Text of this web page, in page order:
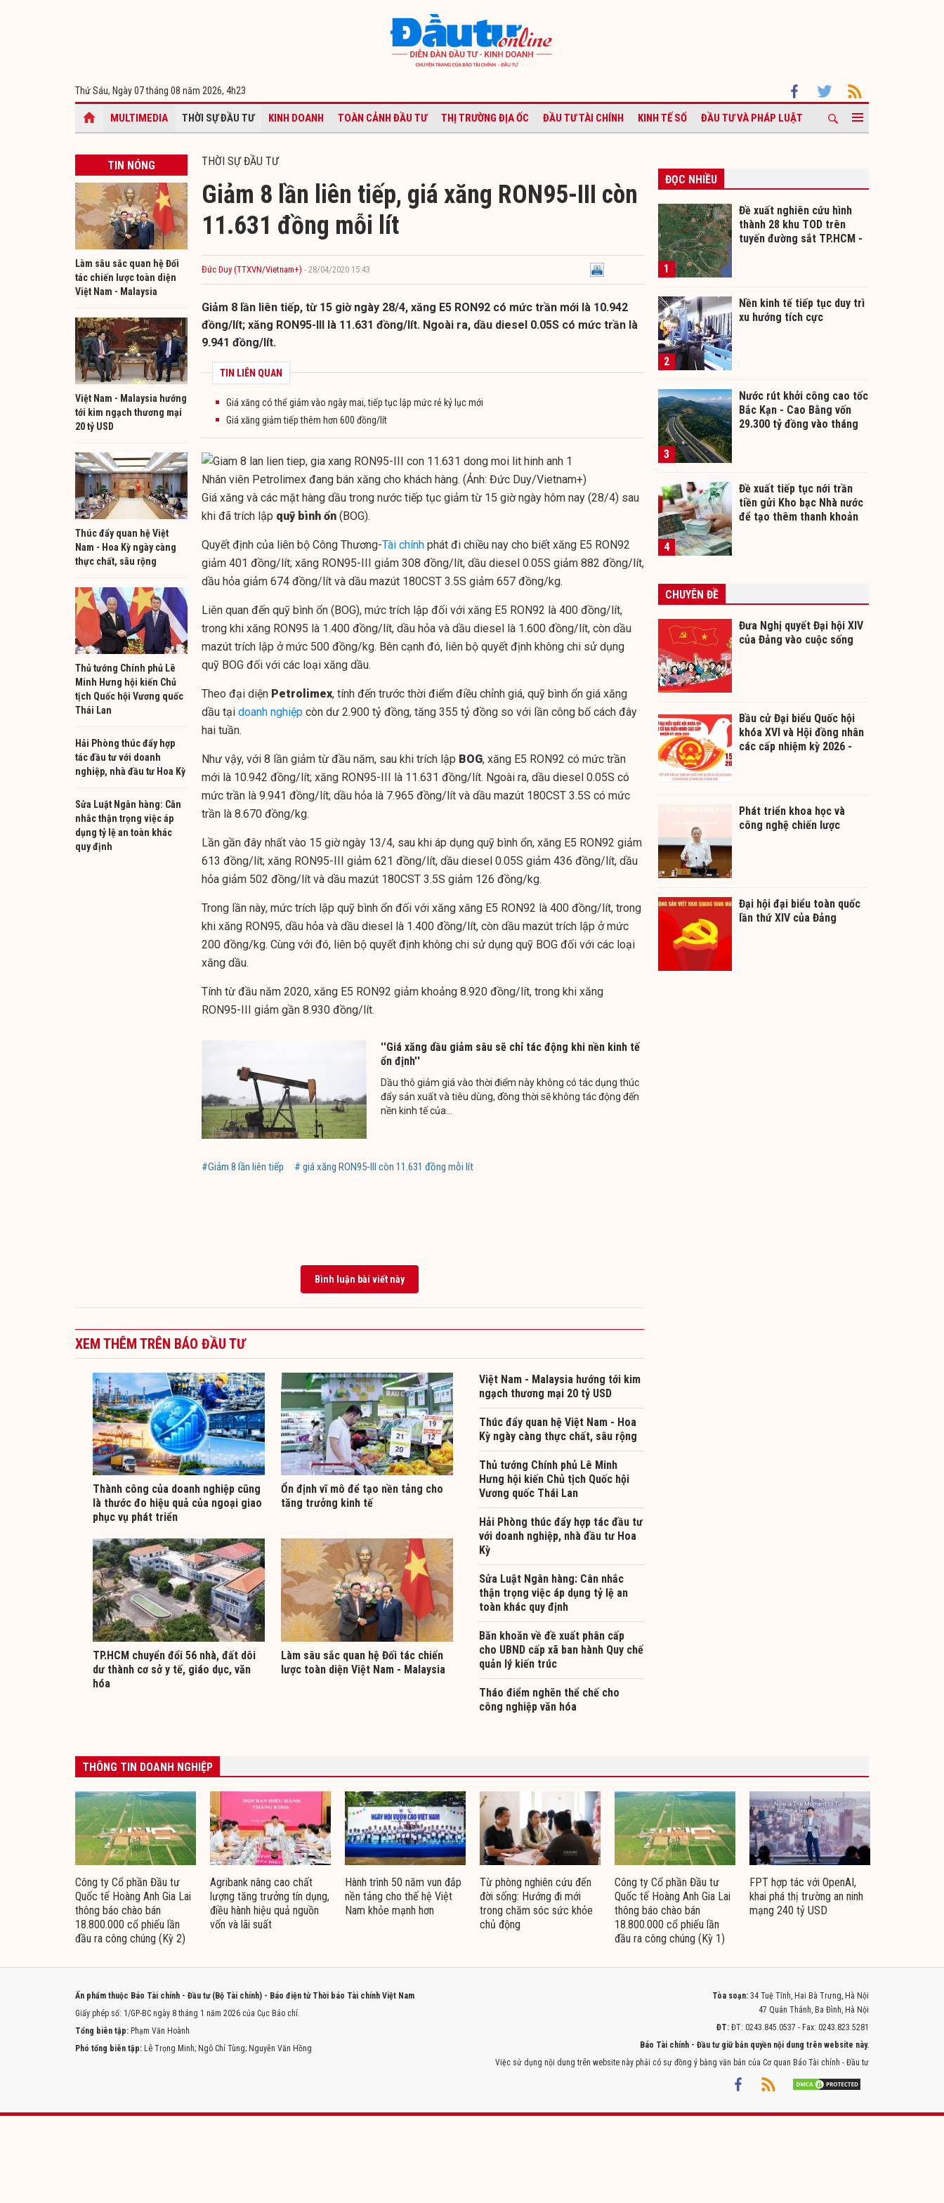
Thứ Sáu, Ngày 07 tháng 08 năm 2026, 4h23
MULTIMEDIA THỜI SỰ ĐẦU TƯ KINH DOANH TOÀN CẢNH ĐẦU TƯ THỊ TRƯỜNG ĐỊA ỐC ĐẦU TƯ TÀI CHÍNH KINH TẾ SỐ ĐẦU TƯ VÀ PHÁP LUẬT
TIN NÓNG
Làm sâu sắc quan hệ Đối
tác chiến lược toàn diện
Việt Nam - Malaysia
Việt Nam - Malaysia hướng
tới kim ngạch thương mại
20 tỷ USD
Thúc đẩy quan hệ Việt
Nam - Hoa Kỳ ngày càng
thực chất, sâu rộng
Thủ tướng Chính phủ Lê
Minh Hưng hội kiến Chủ
tịch Quốc hội Vương quốc
Thái Lan
Hải Phòng thúc đẩy hợp
tác đầu tư với doanh
nghiệp, nhà đầu tư Hoa Kỳ
Sửa Luật Ngân hàng: Cân
nhắc thận trọng việc áp
dụng tỷ lệ an toàn khác
quy định
THỜI SỰ ĐẦU TƯ
Giảm 8 lần liên tiếp, giá xăng RON95-III còn
11.631 đồng mỗi lít
Đức Duy (TTXVN/Vietnam+) - 28/04/2020 15:43
Giảm 8 lần liên tiếp, từ 15 giờ ngày 28/4, xăng E5 RON92 có mức trần mới là 10.942
đồng/lít; xăng RON95-III là 11.631 đồng/lít. Ngoài ra, dầu diesel 0.05S có mức trần là
9.941 đồng/lít.
TIN LIÊN QUAN
Giá xăng có thể giảm vào ngày mai, tiếp tục lập mức rẻ kỷ lục mới
Giá xăng giảm tiếp thêm hơn 600 đồng/lít
Nhân viên Petrolimex đang bán xăng cho khách hàng. (Ảnh: Đức Duy/Vietnam+)
Giá xăng và các mặt hàng dầu trong nước tiếp tục giảm từ 15 giờ ngày hôm nay (28/4) sau
khi đã trích lập quỹ bình ổn (BOG).
Quyết định của liên bộ Công Thương-Tài chính phát đi chiều nay cho biết xăng E5 RON92
giảm 401 đồng/lít; xăng RON95-III giảm 308 đồng/lít, dầu diesel 0.05S giảm 882 đồng/lít,
dầu hỏa giảm 674 đồng/lít và dầu mazút 180CST 3.5S giảm 657 đồng/kg.
Liên quan đến quỹ bình ổn (BOG), mức trích lập đối với xăng E5 RON92 là 400 đồng/lít,
trong khi xăng RON95 là 1.400 đồng/lít, dầu hỏa và dầu diesel là 1.600 đồng/lít, còn dầu
mazút trích lập ở mức 500 đồng/kg. Bên cạnh đó, liên bộ quyết định không chi sử dụng
quỹ BOG đối với các loại xăng dầu.
Theo đại diện Petrolimex, tính đến trước thời điểm điều chỉnh giá, quỹ bình ổn giá xăng
dầu tại doanh nghiệp còn dư 2.900 tỷ đồng, tăng 355 tỷ đồng so với lần công bố cách đây
hai tuần.
Như vậy, với 8 lần giảm từ đầu năm, sau khi trích lập BOG, xăng E5 RON92 có mức trần
mới là 10.942 đồng/lít; xăng RON95-III là 11.631 đồng/lít. Ngoài ra, dầu diesel 0.05S có
mức trần là 9.941 đồng/lít; dầu hỏa là 7.965 đồng/lít và dầu mazút 180CST 3.5S có mức
trần là 8.670 đồng/kg.
Lần gần đây nhất vào 15 giờ ngày 13/4, sau khi áp dụng quỹ bình ổn, xăng E5 RON92 giảm
613 đồng/lít; xăng RON95-III giảm 621 đồng/lít, dầu diesel 0.05S giảm 436 đồng/lít, dầu
hỏa giảm 502 đồng/lít và dầu mazút 180CST 3.5S giảm 126 đồng/kg.
Trong lần này, mức trích lập quỹ bình ổn đối với xăng xăng E5 RON92 là 400 đồng/lít, trong
khi xăng RON95, dầu hỏa và dầu diesel là 1.400 đồng/lít, còn dầu mazút trích lập ở mức
200 đồng/kg. Cùng với đó, liên bộ quyết định không chi sử dụng quỹ BOG đối với các loại
xăng dầu.
Tính từ đầu năm 2020, xăng E5 RON92 giảm khoảng 8.920 đồng/lít, trong khi xăng
RON95-III giảm gần 8.930 đồng/lít.
''Giá xăng dầu giảm sâu sẽ chỉ tác động khi nền kinh tế
ổn định''
Dầu thô giảm giá vào thời điểm này không có tác dụng thúc
đẩy sản xuất và tiêu dùng, đồng thời sẽ không tác động đến
nền kinh tế của...
#Giảm 8 lần liên tiếp # giá xăng RON95-III còn 11.631 đồng mỗi lít
Bình luận bài viết này
XEM THÊM TRÊN BÁO ĐẦU TƯ
Thành công của doanh nghiệp cũng
là thước đo hiệu quả của ngoại giao
phục vụ phát triển
Ổn định vĩ mô để tạo nền tảng cho
tăng trưởng kinh tế
TP.HCM chuyển đổi 56 nhà, đất dôi
dư thành cơ sở y tế, giáo dục, văn
hóa
Làm sâu sắc quan hệ Đối tác chiến
lược toàn diện Việt Nam - Malaysia
Việt Nam - Malaysia hướng tới kim
ngạch thương mại 20 tỷ USD
Thúc đẩy quan hệ Việt Nam - Hoa
Kỳ ngày càng thực chất, sâu rộng
Thủ tướng Chính phủ Lê Minh
Hưng hội kiến Chủ tịch Quốc hội
Vương quốc Thái Lan
Hải Phòng thúc đẩy hợp tác đầu tư
với doanh nghiệp, nhà đầu tư Hoa
Kỳ
Sửa Luật Ngân hàng: Cân nhắc
thận trọng việc áp dụng tỷ lệ an
toàn khác quy định
Băn khoăn về đề xuất phân cấp
cho UBND cấp xã ban hành Quy chế
quản lý kiến trúc
Tháo điểm nghẽn thể chế cho
công nghiệp văn hóa
ĐỌC NHIỀU
1
Đề xuất nghiên cứu hình
thành 28 khu TOD trên
tuyến đường sắt TP.HCM -
2
Nền kinh tế tiếp tục duy trì
xu hướng tích cực
3
Nước rút khởi công cao tốc
Bắc Kạn - Cao Bằng vốn
29.300 tỷ đồng vào tháng
4
Đề xuất tiếp tục nới trần
tiền gửi Kho bạc Nhà nước
để tạo thêm thanh khoản
CHUYÊN ĐỀ
Đưa Nghị quyết Đại hội XIV
của Đảng vào cuộc sống
Bầu cử Đại biểu Quốc hội
khóa XVI và Hội đồng nhân
các cấp nhiệm kỳ 2026 -
Phát triển khoa học và
công nghệ chiến lược
Đại hội đại biểu toàn quốc
lần thứ XIV của Đảng
THÔNG TIN DOANH NGHIỆP
Công ty Cổ phần Đầu tư
Quốc tế Hoàng Anh Gia Lai
thông báo chào bán
18.800.000 cổ phiếu lần
đầu ra công chúng (Kỳ 2)
Agribank nâng cao chất
lượng tăng trưởng tín dụng,
điều hành hiệu quả nguồn
vốn và lãi suất
Hành trình 50 năm vun đắp
nền tảng cho thế hệ Việt
Nam khỏe mạnh hơn
Từ phòng nghiên cứu đến
đời sống: Hướng đi mới
trong chăm sóc sức khỏe
chủ động
Công ty Cổ phần Đầu tư
Quốc tế Hoàng Anh Gia Lai
thông báo chào bán
18.800.000 cổ phiếu lần
đầu ra công chúng (Kỳ 1)
FPT hợp tác với OpenAI,
khai phá thị trường an ninh
mạng 240 tỷ USD
Ấn phẩm thuộc Báo Tài chính - Đầu tư (Bộ Tài chính) - Báo điện tử Thời báo Tài chính Việt Nam
Giấy phép số: 1/GP-BC ngày 8 tháng 1 năm 2026 của Cục Báo chí.
Tổng biên tập: Phạm Văn Hoành
Phó tổng biên tập: Lê Trọng Minh; Ngô Chí Tùng; Nguyễn Văn Hồng
Tòa soạn: 34 Tuệ Tĩnh, Hai Bà Trưng, Hà Nội
47 Quán Thánh, Ba Đình, Hà Nội
ĐT: ĐT: 0243.845.0537 - Fax: 0243.823.5281
Báo Tài chính - Đầu tư giữ bản quyền nội dung trên website này.
Việc sử dụng nội dung trên website này phải có sự đồng ý bằng văn bản của Cơ quan Báo Tài chính - Đầu tư